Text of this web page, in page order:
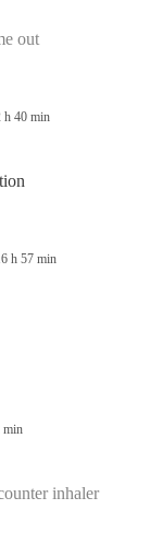
out
h 40 min
h 57 min
min
inhaler